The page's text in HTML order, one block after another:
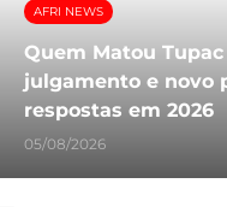
AFRI NEWS
Quem Matou
julgamento e novo
respostas em 2026
05/08/2026